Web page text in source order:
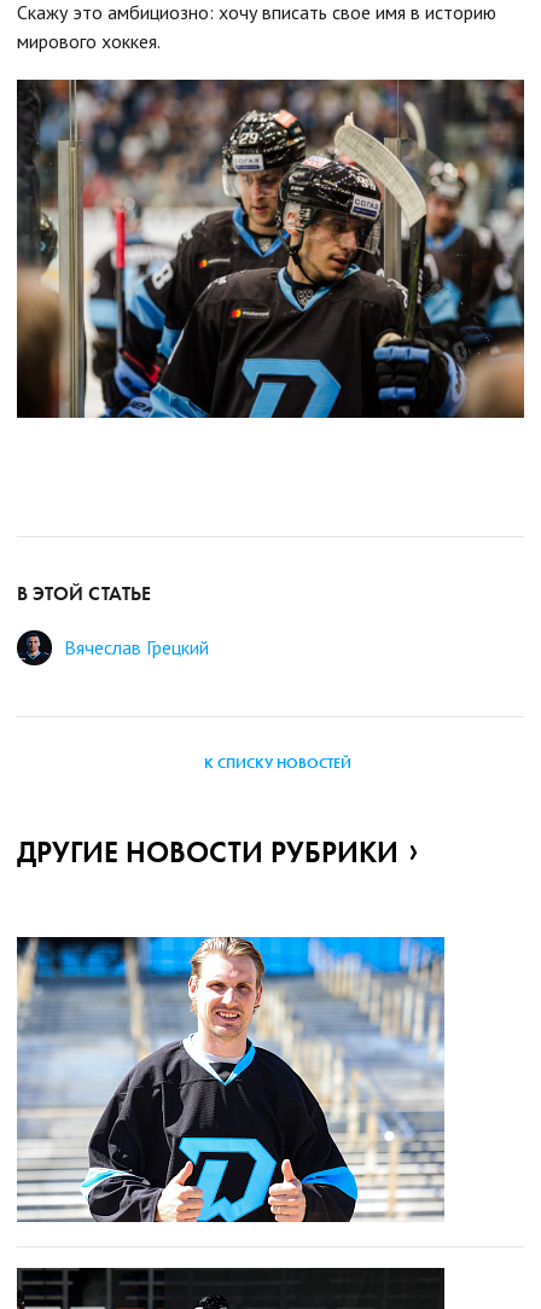
Скажу это амбициозно: хочу вписать свое имя в историю
мирового хоккея.
В ЭТОЙ СТАТЬЕ
Вячеслав Грецкий
К СПИСКУ НОВОСТЕЙ
ДРУГИЕ НОВОСТИ РУБРИКИ